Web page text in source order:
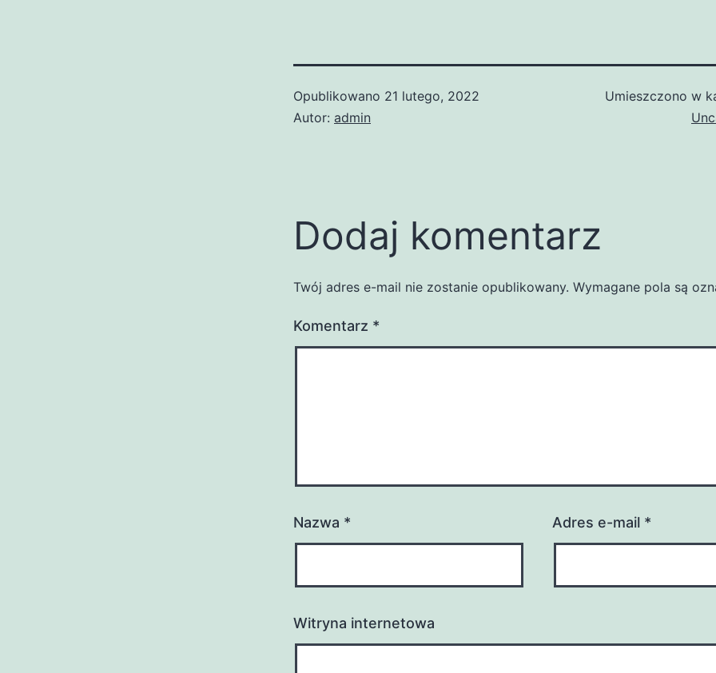
Opublikowano 21 lutego, 2022
Autor: admin
Umieszczono w
Dodaj komentarz
Twój adres e-mail nie zostanie opublikowany. Wymagane pola są
Komentarz *
Nazwa * Adres e-mail *
Witryna internetowa